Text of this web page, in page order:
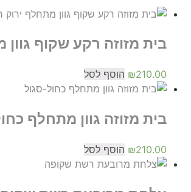
בית מזוזה רקע שקוף
₪210.00 הוסף לסל
בית מזוזה גוון מתחלף
₪210.00 הוסף לסל